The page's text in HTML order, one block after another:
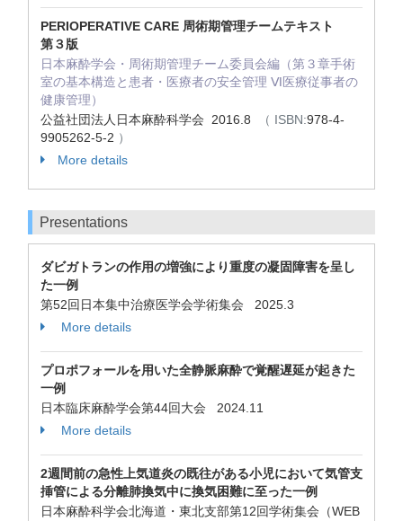
PERIOPERATIVE CARE 周術期管理チームテキスト
第３版
日本麻酔学会・周術期管理チーム委員会編（第３章手術
室の基本構造と患者・医療者の安全管理 Ⅵ医療従事者の
健康管理）
公益社団法人日本麻酔科学会 2016.8
（ ISBN:978-4-
9905262-5-2 ）
More details
Presentations
ダビガトランの作用の増強により重度の凝固障害を呈し
た一例
第52回日本集中治療医学会学術集会 2025.3
More details
プロポフォールを用いた全静脈麻酔で覚醒遅延が起きた
一例
日本臨床麻酔学会第44回大会 2024.11
More details
2週間前の急性上気道炎の既往がある小児において気管支
挿管による分離肺換気中に換気困難に至った一例
日本麻酔科学会北海道・東北支部第12回学術集会（WEB